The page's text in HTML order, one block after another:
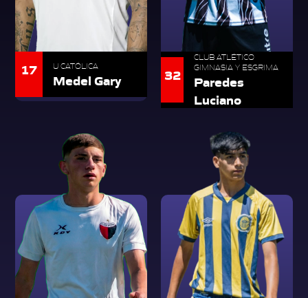
17 U CATÓLICA
Medel Gary 32
CLUB ATLÉTICO
GIMNASIA Y ESGRIMA
Paredes
Luciano